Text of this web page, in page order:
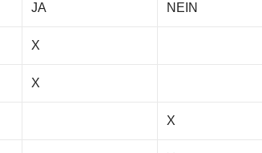
JA NEIN
X
X
X